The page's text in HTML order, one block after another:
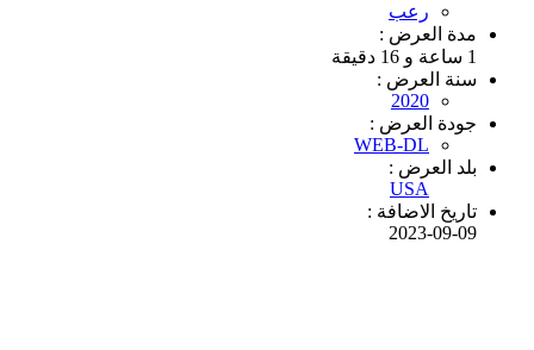
رعب
مدة العرض :
1 ساعة و 16 دقيقة
سنة العرض :
2020
جودة العرض :
WEB-DL
بلد العرض :
USA
تاريخ الاضافة :
2023-09-09